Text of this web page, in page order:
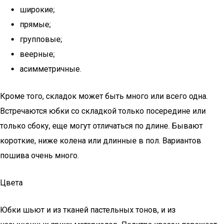
широкие;
прямые;
групповые;
веерные;
асимметричные.
Кроме того, складок может быть много или всего одна.
Встречаются юбки со складкой только посередине или
только сбоку, еще могут отличаться по длине. Бывают
короткие, ниже колена или длинные в пол. Вариантов
пошива очень много.
Цвета
Юбки шьют и из тканей пастельных тонов, и из